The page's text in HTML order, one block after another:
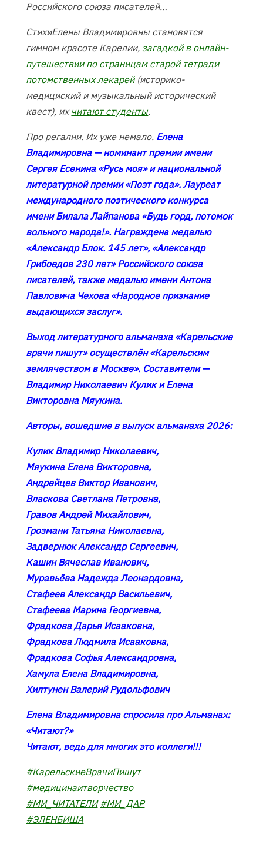
Российского союза писателей…
СтихиЕлены Владимировны становятся
гимном красоте Карелии, загадкой в онлайн-
путешествии по страницам старой тетради
потомственных лекарей(историко-
медициский и музыкальный исторический
квест), их читают студенты.
Про регалии. Их уже немало. Елена
Владимировна — номинант премии имени
Сергея Есенина «Русь моя» и национальной
литературной премии «Поэт года». Лауреат
международного поэтического конкурса
имени Билала Лайпанова «Будь горд, потомок
вольного народа!». Награждена медалью
«Александр Блок. 145 лет», «Александр
Грибоедов 230 лет» Российского союза
писателей, также медалью имени Антона
Павловича Чехова «Народное признание
выдающихся заслуг».
Выход литературного альманаха «Карельские
врачи пишут» осуществлён «Карельским
землячеством в Москве». Составители —
Владимир Николаевич Кулик и Елена
Викторовна Мяукина.
Авторы, вошедшие в выпуск альманаха 2026:
Кулик Владимир Николаевич,
Мяукина Елена Викторовна,
Андрейцев Виктор Иванович,
Власкова Светлана Петровна,
Гравов Андрей Михайлович,
Грозмани Татьяна Николаевна,
Задвернюк Александр Сергеевич,
Кашин Вячеслав Иванович,
Муравьёва Надежда Леонардовна,
Стафеев Александр Васильевич,
Стафеева Марина Георгиевна,
Фрадкова Дарья Исааковна,
Фрадкова Людмила Исааковна,
Фрадкова Софья Александровна,
Хамула Елена Владимировна,
Хилтунен Валерий Рудольфович
Елена Владимировна спросила про Альманах:
«Читают?»
Читают, ведь для многих это коллеги!!!
#КарельскиеВрачиПишут
#медицинаитворчество
#МИ_ЧИТАТЕЛИ #МИ_ДАР
#ЭЛЕНБИША